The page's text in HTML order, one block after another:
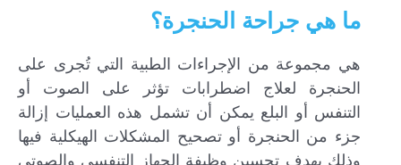
ما هي جراحة الحنجرة؟
هي مجموعة من الإجراءات الطبية التي تُجرى على
الحنجرة لعلاج اضطرابات تؤثر على الصوت أو
التنفس أو البلع يمكن أن تشمل هذه العمليات إزالة
جزء من الحنجرة أو تصحيح المشكلات الهيكلية فيها
وذلك بهدف تحسين وظيفة الجهاز التنفسي والصوتي